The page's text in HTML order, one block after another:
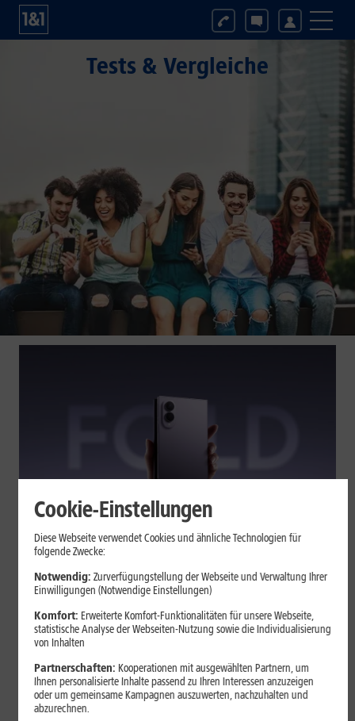
Tests & Vergleiche
Tests & Vergleiche
Galaxy Z Fold7 oder Fold8: Was
sich beim neuen Foldable geändert
Kompakteres Format, neuer Chip, größerer Akku: Das Galaxy Z
Fold8 setzt andere Schwerpunkte als sein Vorgänger. Wir
zeigen, was Samsung verändert hat, welche Neuerungen im
Alltag zählen und wo das Fold7 Vorteile behält.
Cookie-Einstellungen
Diese Webseite verwendet Cookies und ähnliche Technologien für
folgende Zwecke:
Notwendig: Zurverfügungstellung der Webseite und Verwaltung Ihrer
Einwilligungen (Notwendige Einstellungen)
Komfort: Erweiterte Komfort-Funktionalitäten für unsere Webseite,
statistische Analyse der Webseiten-Nutzung sowie die Individualisierung
von Inhalten
Partnerschaften: Kooperationen mit ausgewählten Partnern, um
Ihnen personalisierte Inhalte passend zu Ihren Interessen anzuzeigen
oder um gemeinsame Kampagnen auszuwerten, nachzuhalten und
abzurechnen.